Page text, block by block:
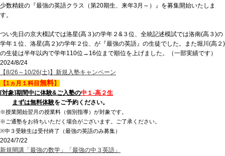
少数精鋭の『最強の英語クラス（第20期生、来年3月～）』を募集開始いたしま
す。
つい先日の京大模試では洛星(高３)の学年２&３位、全統記述模試では洛南(高３)の
学年１位、洛星(高２)の学年２位、が『最強の英語』の生徒でした。また堀川(高２)
の生徒は半年以内で学年110位→16位まで順位を上げました。（一部実績です）
2024/8/24
【8/26～10/26(土)】新規入塾キャンペーン
【1ヵ月１科目 無料】
[対象]期間中に体験&ご入塾の中１-高２生
まずは無料体験をご予約ください。
※授業開始翌月の授業料（個別指導）が対象です。
※ご通塾をお待ちいただく場合がございます。ご了承ください。
※中３受験生は受付終了（最強の英語のみ募集）
2024/7/22
新規開講「最強の数学」「最強の中３英語」